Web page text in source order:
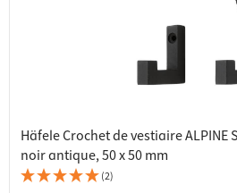
Häfele Crochet de vestiaire ALPINE
noir antique, 50 x 50 mm
(2)